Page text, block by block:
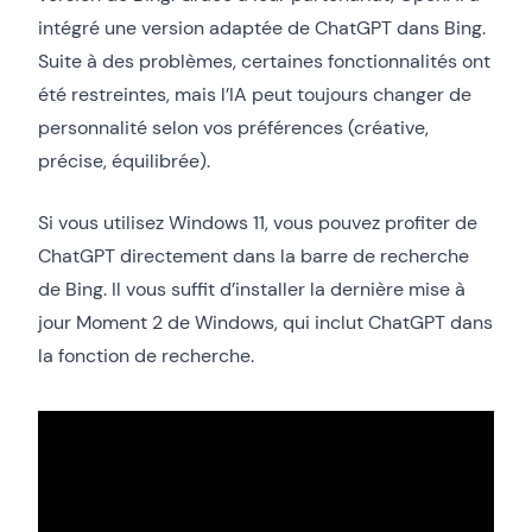
intégré une version adaptée de ChatGPT dans Bing.
Suite à des problèmes, certaines fonctionnalités ont
été restreintes, mais l’IA peut toujours changer de
personnalité selon vos préférences (créative,
précise, équilibrée).
Si vous utilisez Windows 11, vous pouvez profiter de
ChatGPT directement dans la barre de recherche
de Bing. Il vous suffit d’installer la dernière mise à
jour Moment 2 de Windows, qui inclut ChatGPT dans
la fonction de recherche.